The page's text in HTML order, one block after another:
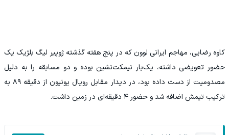
کاوه رضایی، مهاجم ایرانی لوون که در پنج هفته گذشته ژوپیر لیگ بلژیک یک
حضور تعویضی داشته، یک‌بار نیمکت‌نشین بوده و دو مسابقه را به دلیل
مصدومیت از دست داده بود، در دیدار مقابل رویال یونیون از دقیقه ۸۹ به
ترکیب تیمش اضافه شد و حضور ۴ دقیقه‌ای در زمین داشت.